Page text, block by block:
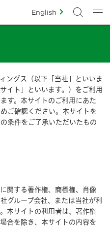
English
ングス（以下「当社」といいま
イト」といいます。）をご利用
す。本サイトのご利用にあた
ご確認ください。本サイトを
条件をご了承いただいたもの
関する著作権、商標権、肖像
グループ会社、または当社が利
本サイトの利用者は、著作権
合を除き、本サイトの内容を